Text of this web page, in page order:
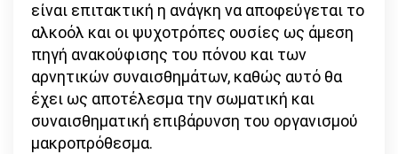
είναι επιτακτική η ανάγκη να αποφεύγεται το
αλκοόλ και οι ψυχοτρόπες ουσίες ως άμεση
πηγή ανακούφισης του πόνου και των
αρνητικών συναισθημάτων, καθώς αυτό θα
έχει ως αποτέλεσμα την σωματική και
συναισθηματική επιβάρυνση του οργανισμού
μακροπρόθεσμα.